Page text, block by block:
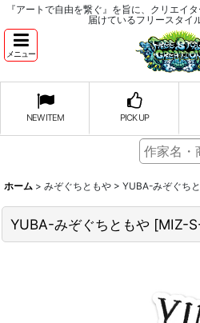
『アートで自由を繋ぐ』を旨に、クリエイ
届けているフリースタイ
メニュー
NEW ITEM PICK UP
ホーム > みぞぐちともや > YUBA-みぞぐち
YUBA-みぞぐちともや [MIZ-